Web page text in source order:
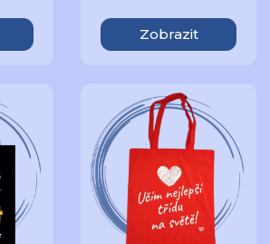
Zobrazit